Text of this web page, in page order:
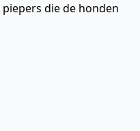
die de honden